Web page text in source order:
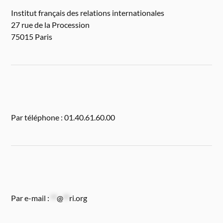
Institut français des relations internationales
27 rue de la Procession
75015 Paris
Par téléphone : 01.40.61.60.00
Par e-mail : **@ ri.org